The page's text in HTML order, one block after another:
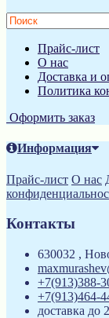
Прайс-лист
О нас
Доставка и
Политика
Оформить заказ
Информация
Прайс-лист О нас
Контакты
630032 ,
+7(913)388-
+7(913)464-
доставка до